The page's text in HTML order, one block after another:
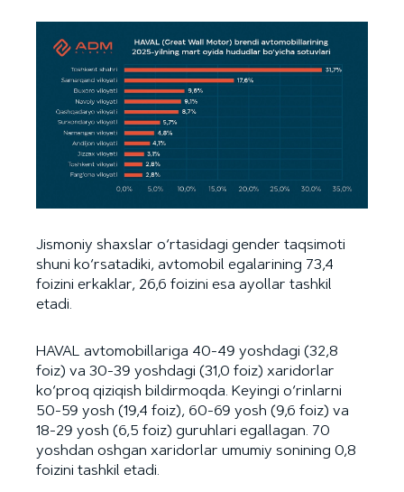
Jismoniy shaxslar o‘rtasidagi gender taqsimoti
shuni ko‘rsatadiki, avtomobil egalarining 73,4
foizini erkaklar, 26,6 foizini esa ayollar tashkil
etadi.
HAVAL avtomobillariga 40-49 yoshdagi (32,8
foiz) va 30-39 yoshdagi (31,0 foiz) xaridorlar
ko‘proq qiziqish bildirmoqda. Keyingi o‘rinlarni
50-59 yosh (19,4 foiz), 60-69 yosh (9,6 foiz) va
18-29 yosh (6,5 foiz) guruhlari egallagan. 70
yoshdan oshgan xaridorlar umumiy sonining 0,8
foizini tashkil etadi.